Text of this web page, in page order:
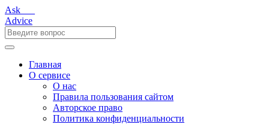
Ask___
Advice
Главная
О сервисе
О нас
Правила пользования сайтом
Авторское право
Политика конфиденциальности